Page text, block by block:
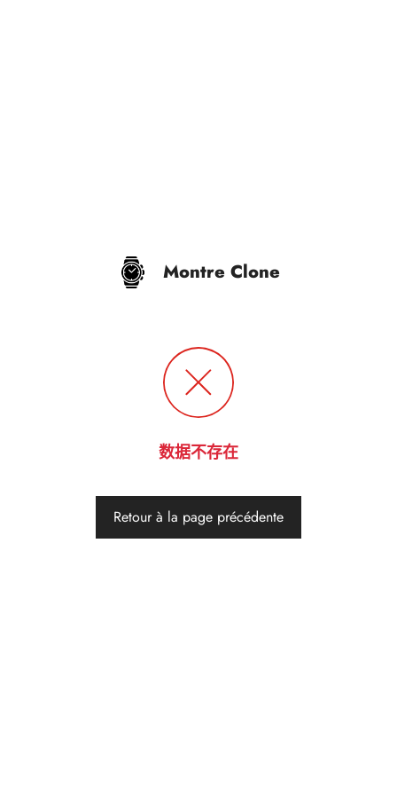
Montre Clone
数据不存在
Retour à la page précédente